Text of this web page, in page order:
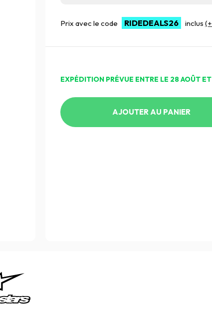
Prix avec le code RIDEDEALS26 inclus
EXPÉDITION PRÉVUE ENTRE LE 28 AOÛT
AJOUTER AU PANIER